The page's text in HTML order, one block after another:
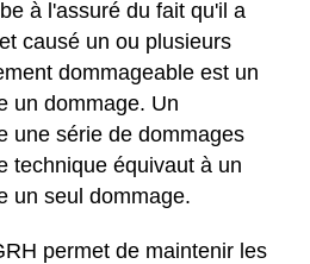
à l'assuré du fait qu'il a
causé un ou plusieurs
dommageable est un
un dommage. Un
une série de dommages
technique équivaut à un
un seul dommage.
permet de maintenir les